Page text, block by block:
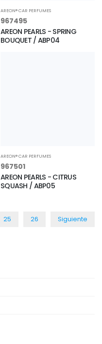
AREON® CAR PERFUMES
967495
AREON PEARLS - SPRING
BOUQUET / ABP04
AREON® CAR PERFUMES
967501
AREON PEARLS - CITRUS
SQUASH / ABP05
25 26 Siguiente